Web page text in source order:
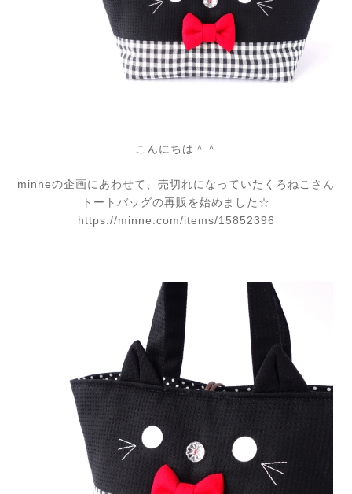
こんにちは＾＾
minneの企画にあわせて、売切れになっていたくろねこさん
トートバッグの再販を始めました☆
https://minne.com/items/15852396